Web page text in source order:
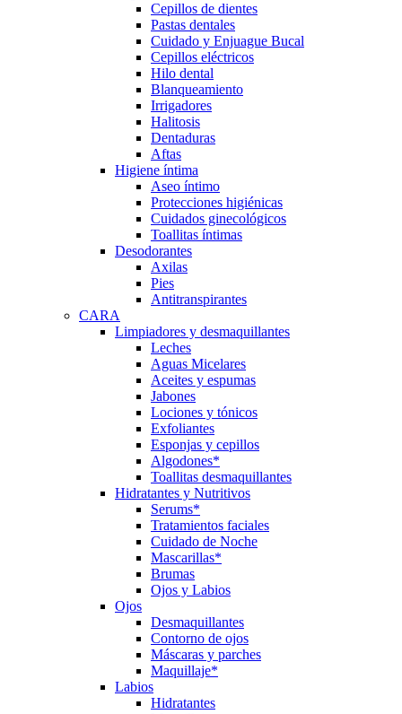
Cepillos de dientes
Pastas dentales
Cuidado y Enjuague Bucal
Cepillos eléctricos
Hilo dental
Blanqueamiento
Irrigadores
Halitosis
Dentaduras
Aftas
Higiene íntima
Aseo íntimo
Protecciones higiénicas
Cuidados ginecológicos
Toallitas íntimas
Desodorantes
Axilas
Pies
Antitranspirantes
CARA
Limpiadores y desmaquillantes
Leches
Aguas Micelares
Aceites y espumas
Jabones
Lociones y tónicos
Exfoliantes
Esponjas y cepillos
Algodones*
Toallitas desmaquillantes
Hidratantes y Nutritivos
Serums*
Tratamientos faciales
Cuidado de Noche
Mascarillas*
Brumas
Ojos y Labios
Ojos
Desmaquillantes
Contorno de ojos
Máscaras y parches
Maquillaje*
Labios
Hidratantes